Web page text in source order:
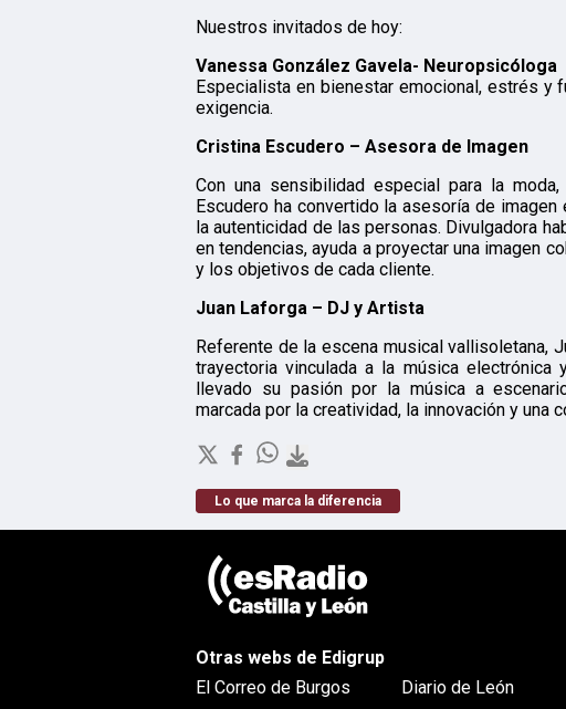
Nuestros invitados de hoy:
Vanessa González Gavela- Neuropsicóloga
Especialista en bienestar emocional, estrés y
exigencia.
Cristina Escudero – Asesora de Imagen
Con una sensibilidad especial para la
Escudero ha convertido la asesoría de
la autenticidad de las personas. Divulgadora
en tendencias, ayuda a proyectar una imagen
y los objetivos de cada cliente.
Juan Laforga – DJ y Artista
Referente de la escena musical vallisoletana,
trayectoria vinculada a la música
llevado su pasión por la música a
marcada por la creatividad, la innovación y una
Lo que marca la diferencia
Otras webs de Edigrup
El Correo de Burgos
Diario de León